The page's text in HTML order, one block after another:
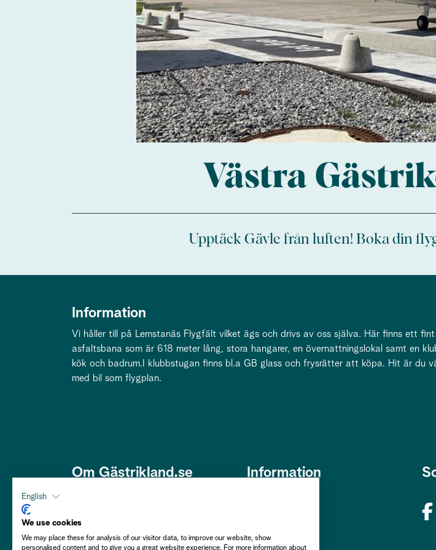
Västra
Upptäck Gävle från luften! Boka din
Information
Vi håller till på Lemstanäs Flygfält vilket ägs och drivs av oss själva. Här finns ett
asfaltsbana som är 618 meter lång, stora hangarer, en övernattningslokal samt en
kök och badrum.I klubbstugan finns bl.a GB glass och frysrätter att köpa. Hit är du
med bil som flygplan.
Om Gästrikland.se
Ek. Förening i ett samarbete med
Gästrikekommunerna i syfte att
Information
Hållbarhetspolicy
English
We use cookies
We may place these for analysis of our visitor data, to improve our website, show
personalised content and to give you a great website experience. For more information about